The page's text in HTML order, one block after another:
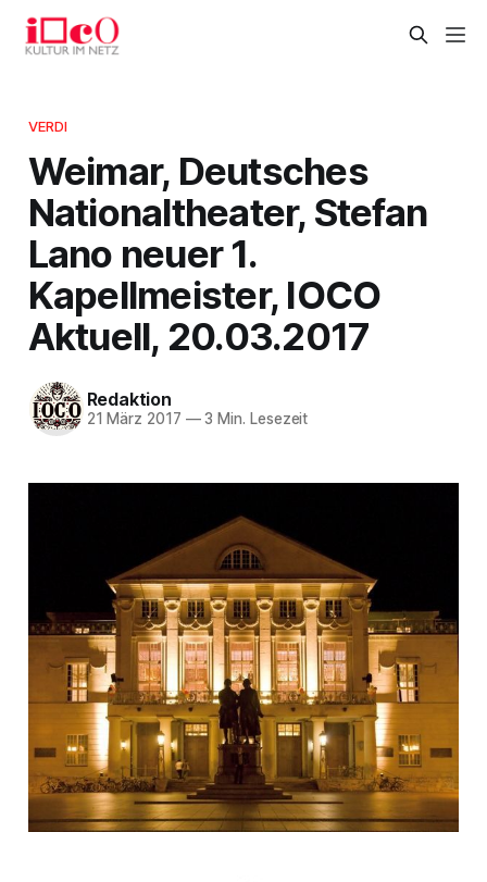
VERDI
Weimar, Deutsches
Nationaltheater, Stefan
Lano neuer 1.
Kapellmeister, IOCO
Aktuell, 20.03.2017
Redaktion
21 März 2017 —3 Min. Lesezeit